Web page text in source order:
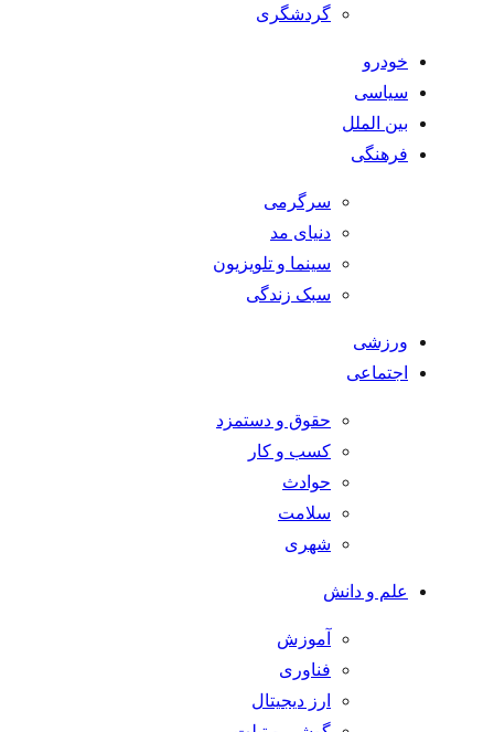
گردشگری
خودرو
سیاسی
بین الملل
فرهنگی
سرگرمی
دنیای مد
سینما و تلویزیون
سبک زندگی
ورزشی
اجتماعی
حقوق و دستمزد
کسب و کار
حوادث
سلامت
شهری
علم و دانش
آموزش
فناوری
ارز دیجیتال